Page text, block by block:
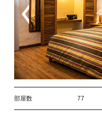
部屋数 77